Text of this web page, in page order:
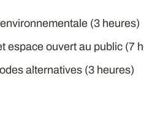
(3 heures)
espace ouvert au public (7
alternatives (3 heures)